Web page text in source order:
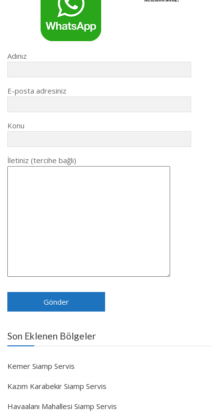
Adınız
E-posta adresiniz
Konu
İletiniz (tercihe bağlı)
Son Eklenen Bölgeler
Kemer Siamp Servis
Kazım Karabekir Siamp Servis
Havaalanı Mahallesi Siamp Servis